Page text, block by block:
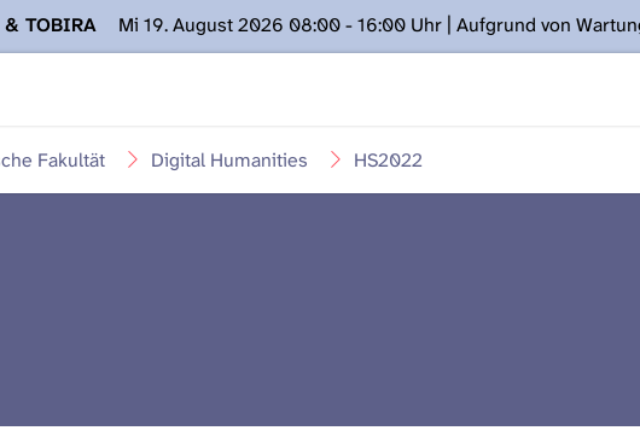
& TOBIRA
Mi 19. August 2026 08:00 - 16:00 Uhr | Aufgrund von
zur Verfügung stehen. Kontakt: www.podcast.unibe.ch
HS2022
Digital Humanities
Fakultät